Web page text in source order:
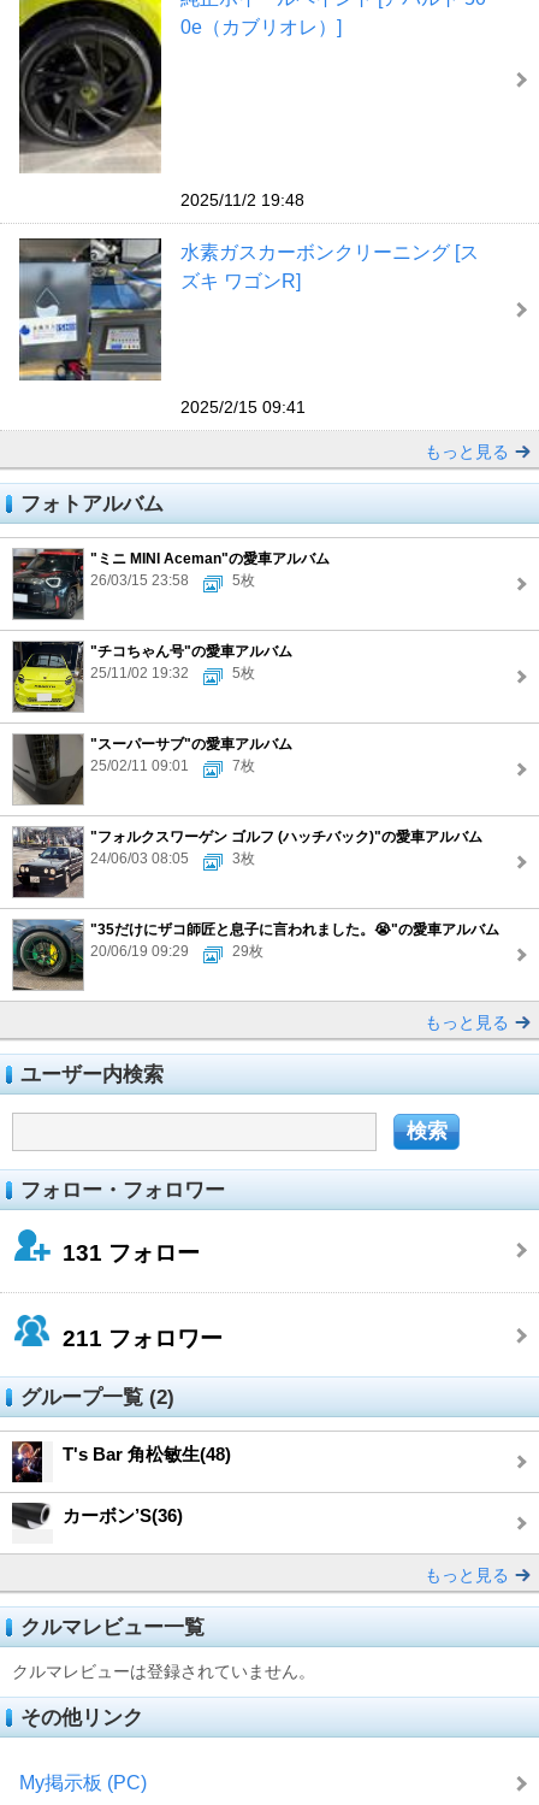
0e（カブリオレ）]
2025/11/2 19:48
水素ガスカーボンクリーニング [ス
ズキ ワゴンR]
2025/2/15 09:41
もっと見る
フォトアルバム
"ミニ MINI Aceman"の愛車アルバム
26/03/15 23:58
5枚
"チコちゃん号"の愛車アルバム
25/11/02 19:32
5枚
"スーパーサブ"の愛車アルバム
25/02/11 09:01
7枚
"フォルクスワーゲン ゴルフ (ハッチバック)"の愛車アルバム
24/06/03 08:05
3枚
"35だけにザコ師匠と息子に言われました。😭"の愛車アルバム
20/06/19 09:29
29枚
もっと見る
ユーザー内検索
フォロー・フォロワー
131 フォロー
211 フォロワー
グループ一覧 (2)
T's Bar 角松敏生(48)
カーボン’S(36)
もっと見る
クルマレビュー一覧
クルマレビューは登録されていません。
その他リンク
My掲示板 (PC)